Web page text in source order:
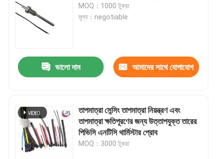
MOQ：1000 টুকরা
মূল্য：negotiable
ভালো দাম আমাদের সাথে যোগাযোগ
তাপমাত্রা সেন্সিং তাপমাত্রা নিয়ন্ত্রণ এবং
তাপমাত্রা ক্ষতিপূরণের জন্য উত্তাপযুক্ত তারের
পিভিসি এনটিসি থার্মিস্টার প্রোব
MOQ：3000 টুকরা